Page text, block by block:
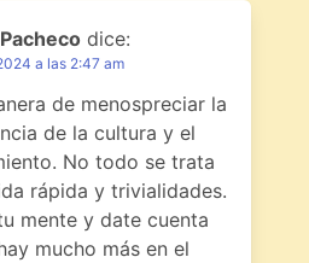
dice:
a las 2:47 am
de menospreciar la
de la cultura y el
No todo se trata
rápida y trivialidades.
mente y date cuenta
mucho más en el